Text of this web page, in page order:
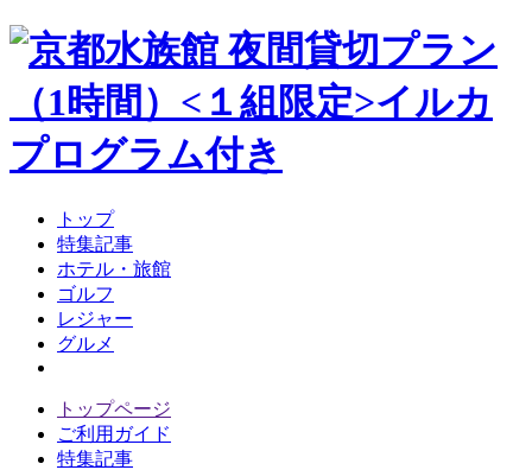
トップ
特集記事
ホテル・旅館
ゴルフ
レジャー
グルメ
トップページ
ご利用ガイド
特集記事